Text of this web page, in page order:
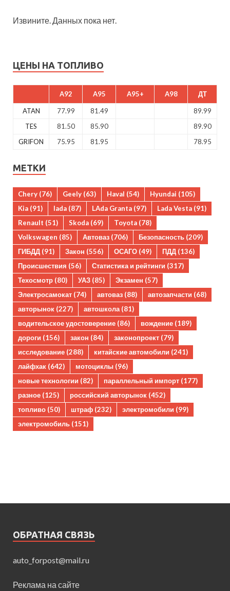
Извините. Данных пока нет.
ЦЕНЫ НА ТОПЛИВО
A92 A95 A95+ A98 ДТ
ATAN 77.99 81.49
89.99
TES
81.50 85.90
89.90
GRIFON
75.95 81.95 78.95
МЕТКИ
Chery (76) Geely (63) Haval (54) Hyundai (105)
Kia (91) lada (87) LAda Granta (97) Lada Vesta (91)
Renault (51) Skoda (69) Toyota (78)
Volkswagen (85) Автоваз (706) Безопасность (209)
ГИБДД (91) Закон (556) ОСАГО (49) ПДД (136)
Происшествия (56) Статистика и рейтинги (317)
Техосмотр (80) УАЗ (85) Экзамен (57)
Электросамокат (74) автоваз (88) автозапчасти (68)
авторынок (227) автошкола (81)
водительское удостоверение (86) вождение (189)
дороги (156) закон (84) законопроект (79)
исследование (288) китайские автомобили (241)
лайфхак (642) мотоциклы (96)
новые технологии (82) параллельный импорт (177)
разное (125) российский авторынок (452)
топливо (50) штраф (232) электромобили (99)
электромобиль (151)
ОБРАТНАЯ СВЯЗЬ
auto_forpost@mail.ru
Реклама на сайте